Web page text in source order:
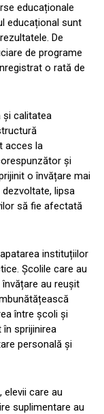
educaționale
educațional sunt
De
de programe
o rată de
și calitatea
acces la
și
o învățare mai
lipsa
să fie afectată
instituțiilor
Școlile care au
au reușit
între școli și
sprijinirea
personală și
elevii care au
suplimentare au